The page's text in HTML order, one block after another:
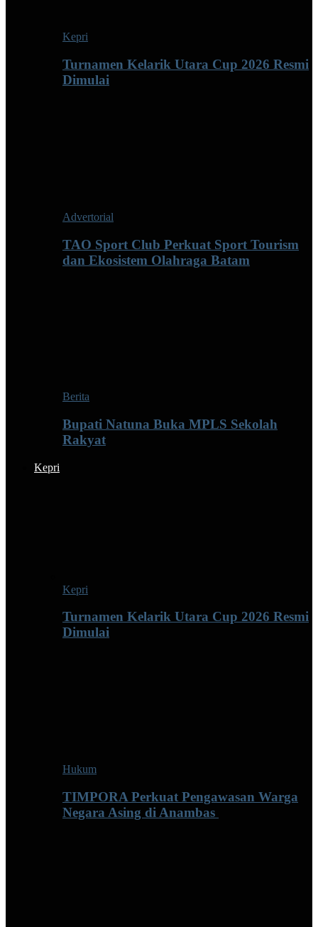
Kepri
Turnamen Kelarik Utara Cup 2026 Resmi
Dimulai
Advertorial
TAO Sport Club Perkuat Sport Tourism
dan Ekosistem Olahraga Batam
Berita
Bupati Natuna Buka MPLS Sekolah
Rakyat
Kepri
Kepri
Turnamen Kelarik Utara Cup 2026 Resmi
Dimulai
Hukum
TIMPORA Perkuat Pengawasan Warga
Negara Asing di Anambas ‎